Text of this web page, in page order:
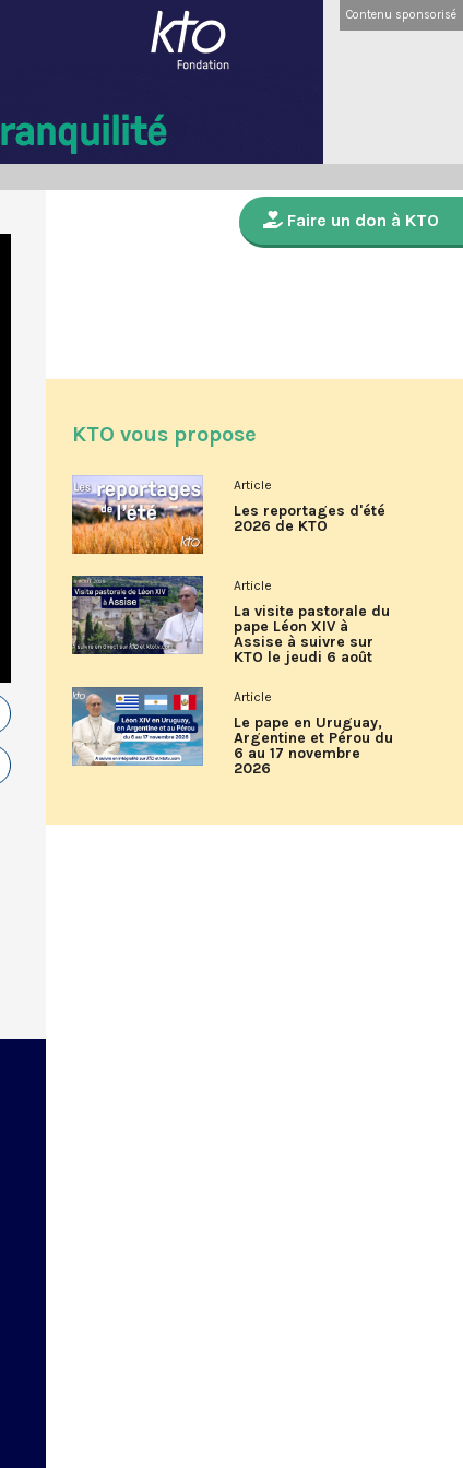
Contenu sponsorisé
Faire un don à KTO
KTO vous propose
Article
Les reportages d'été
2026 de KTO
Article
La visite pastorale du
pape Léon XIV à
Assise à suivre sur
KTO le jeudi 6 août
Article
Le pape en Uruguay,
Argentine et Pérou du
6 au 17 novembre
2026